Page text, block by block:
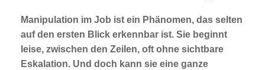
Manipulation im Job ist ein Phänomen, das selten
auf den ersten Blick erkennbar ist. Sie beginnt
leise, zwischen den Zeilen, oft ohne sichtbare
Eskalation. Und doch kann sie eine ganze